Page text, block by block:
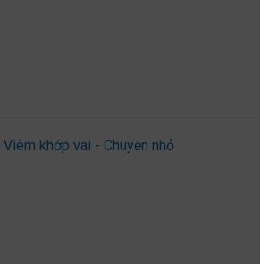
Viêm khớp vai - Chuyện nhỏ